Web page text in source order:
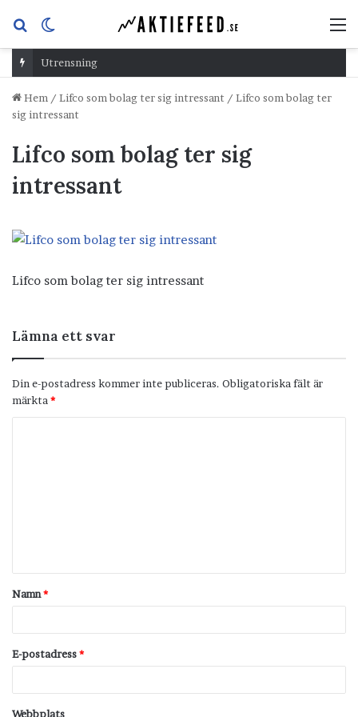
Sök
efterskin
Utrensning
Hem / Lifco som bolag ter sig intressant / Lifco som bolag ter
sig intressant
Lifco som bolag ter sig
intressant
Lifco som bolag ter sig intressant
Lämna ett svar
Din e-postadress kommer inte publiceras. Obligatoriska fält är
märkta *
t
a
Namn*
E-postadress*
Webbplats